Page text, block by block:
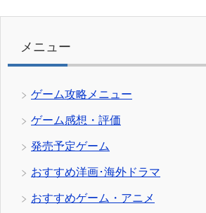
リ
メニュー
ゲーム攻略メニュー
ゲーム感想・評価
発売予定ゲーム
おすすめ洋画･海外ドラマ
おすすめゲーム・アニメ